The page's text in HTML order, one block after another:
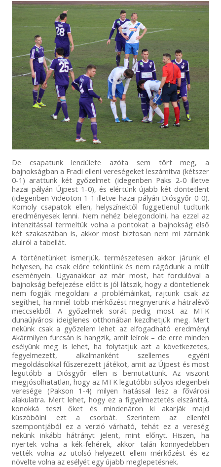
De csapatunk lendülete azóta sem tört meg, a
bajnokságban a Fradi elleni vereségeket leszámítva (kétszer
0-1) arattunk két győzelmet (idegenben Paks 2-0 illetve
hazai pályán Újpest 1-0), és elértünk újabb két döntetlent
(idegenben Videoton 1-1 illetve hazai pályán Diósgyőr 0-0).
Komoly csapatok ellen, helyszínektől függetlenül tudtunk
eredményesek lenni. Nem nehéz belegondolni, ha ezzel az
intenzitással termeltük volna a pontokat a bajnokság első
két szakaszában is, akkor most biztosan nem mi zárnánk
alulról a tabellát.
A történetünket ismerjük, természetesen akkor járunk el
helyesen, ha csak előre tekintünk és nem rágódunk a múlt
eseményein. Ugyanakkor az már most, hat fordulóval a
bajnokság befejezése előtt is jól látszik, hogy a döntetlenek
nem fogják megoldani a problémáinkat, rajtunk csak az
segíthet, ha minél több mérkőzést megnyerünk a hátralévő
meccsekből. A győzelmek sorát pedig most az MTK
dunaújvárosi ideiglenes otthonában kezdhetjük meg. Mert
nekünk csak a győzelem lehet az elfogadható eredmény!
Akármilyen furcsán is hangzik, amit leírok – de erre minden
esélyünk meg is lehet, ha folytatjuk azt a következetes,
fegyelmezett, alkalmanként szellemes egyéni
megoldásokkal fűszerezett játékot, amit az Újpest és most
legutóbb a Diósgyőr ellen is bemutattunk. Az viszont
megjósolhatatlan, hogy az MTK legutóbbi súlyos idegenbeli
veresége (Pakson 1-4) milyen hatással lesz a fővárosi
alakulatra. Mert lehet, hogy ez a figyelmeztetés elszánttá,
konokká teszi őket és mindenáron ki akarják majd
küszöbölni ezt a csorbát. Szerintem az ellenfél
szempontjából ez a verzió várható, tehát ez a vereség
nekünk inkább hátrányt jelent, mint előnyt. Hiszen, ha
nyertek volna a kék-fehérek, akkor talán könnyedebben
vették volna az utolsó helyezett elleni mérkőzést és ez
növelte volna az esélyét egy újabb meglepetésnek.